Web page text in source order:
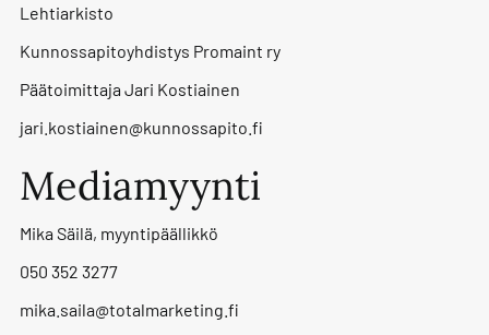
Lehtiarkisto
Kunnossapitoyhdistys Promaint ry
Päätoimittaja Jari Kostiainen
jari.kostiainen@kunnossapito.fi
Mediamyynti
Mika Säilä, myyntipäällikkö
050 352 3277
mika.saila@totalmarketing.fi